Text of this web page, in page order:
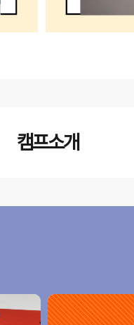
캠프소개